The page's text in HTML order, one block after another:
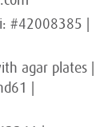
#42008385 |
agar plates |
|